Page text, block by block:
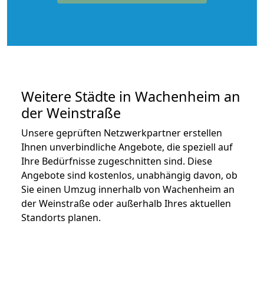
Weitere Städte in Wachenheim an
der Weinstraße
Unsere geprüften Netzwerkpartner erstellen
Ihnen unverbindliche Angebote, die speziell auf
Ihre Bedürfnisse zugeschnitten sind. Diese
Angebote sind kostenlos, unabhängig davon, ob
Sie einen Umzug innerhalb von Wachenheim an
der Weinstraße oder außerhalb Ihres aktuellen
Standorts planen.